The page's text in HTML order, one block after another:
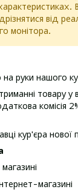
від
монітора.
на руки нашого
товару у
комісія
кур'єра нової
магазині